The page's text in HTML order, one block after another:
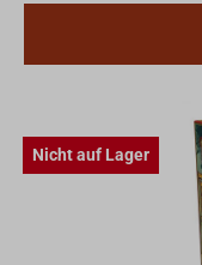
Nicht auf Lager